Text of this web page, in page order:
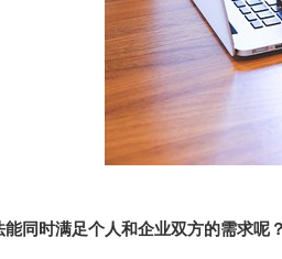
同时满足个人和企业双方的需求呢？